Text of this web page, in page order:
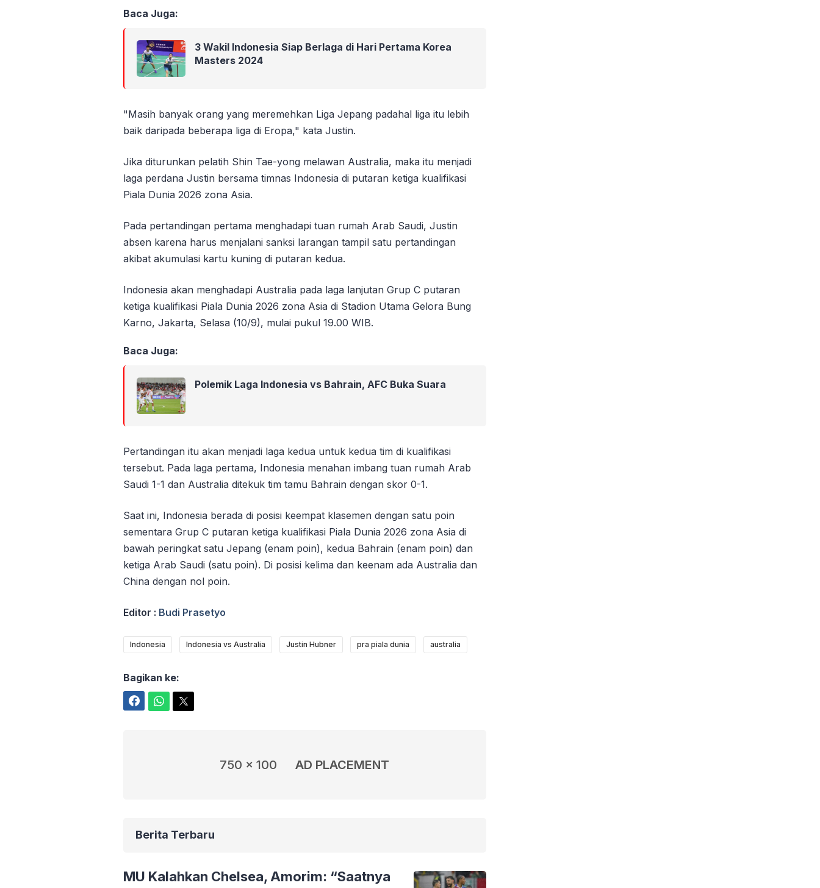
Baca Juga:
3 Wakil Indonesia Siap Berlaga di Hari Pertama Korea
Masters 2024
"Masih banyak orang yang meremehkan Liga Jepang padahal liga itu lebih
baik daripada beberapa liga di Eropa," kata Justin.
Jika diturunkan pelatih Shin Tae-yong melawan Australia, maka itu menjadi
laga perdana Justin bersama timnas Indonesia di putaran ketiga kualifikasi
Piala Dunia 2026 zona Asia.
Pada pertandingan pertama menghadapi tuan rumah Arab Saudi, Justin
absen karena harus menjalani sanksi larangan tampil satu pertandingan
akibat akumulasi kartu kuning di putaran kedua.
Indonesia akan menghadapi Australia pada laga lanjutan Grup C putaran
ketiga kualifikasi Piala Dunia 2026 zona Asia di Stadion Utama Gelora Bung
Karno, Jakarta, Selasa (10/9), mulai pukul 19.00 WIB.
Baca Juga:
Polemik Laga Indonesia vs Bahrain, AFC Buka Suara
Pertandingan itu akan menjadi laga kedua untuk kedua tim di kualifikasi
tersebut. Pada laga pertama, Indonesia menahan imbang tuan rumah Arab
Saudi 1-1 dan Australia ditekuk tim tamu Bahrain dengan skor 0-1.
Saat ini, Indonesia berada di posisi keempat klasemen dengan satu poin
sementara Grup C putaran ketiga kualifikasi Piala Dunia 2026 zona Asia di
bawah peringkat satu Jepang (enam poin), kedua Bahrain (enam poin) dan
ketiga Arab Saudi (satu poin). Di posisi kelima dan keenam ada Australia dan
China dengan nol poin.
Editor : Budi Prasetyo
Indonesia Indonesia vs Australia Justin Hubner pra piala dunia australia
Bagikan ke:
750 x 100 AD PLACEMENT
Berita Terbaru
MU Kalahkan Chelsea, Amorim: “Saatnya